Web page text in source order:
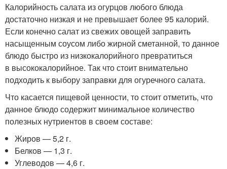
Калорийность салата из огурцов любого блюда
достаточно низкая и не превышает более 95 калорий.
Если конечно салат из свежих овощей заправить
насыщенным соусом либо жирной сметанной, то данное
блюдо быстро из низкокалорийного превратиться
в высококалорийное. Так что стоит внимательно
подходить к выбору заправки для огуречного салата.
Что касается пищевой ценности, то стоит отметить, что
данное блюдо содержит минимальное количество
полезных нутриентов в своем составе:
Жиров — 5,2 г.
Белков — 1,3 г.
Углеводов — 4,6 г.